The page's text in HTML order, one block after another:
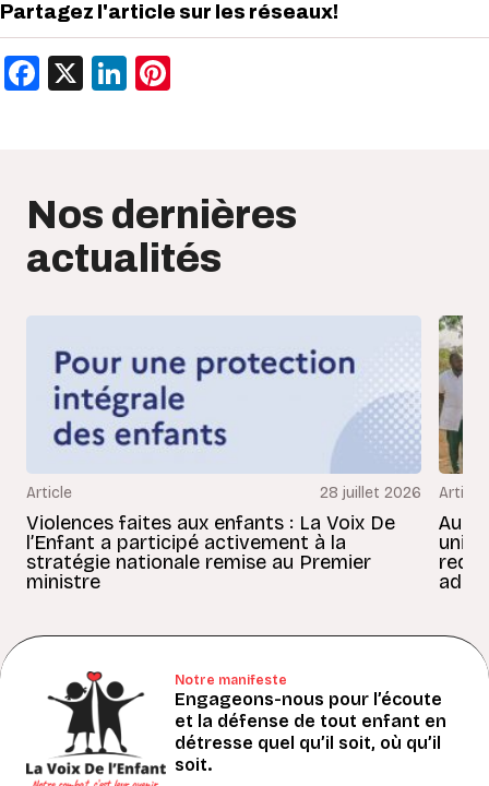
Partagez l'article sur les réseaux!
Facebook
X LinkedIn
Nos dernières
actualités
Article 28 juillet 2026
Violences faites aux enfants : La Voix De
l’Enfant a participé activement à la
stratégie nationale remise au Premier
ministre
Article
Au
Notre manifeste
Engageons-nous pour l’écoute
et la défense de tout enfant en
détresse quel qu’il soit, où qu’il
soit.